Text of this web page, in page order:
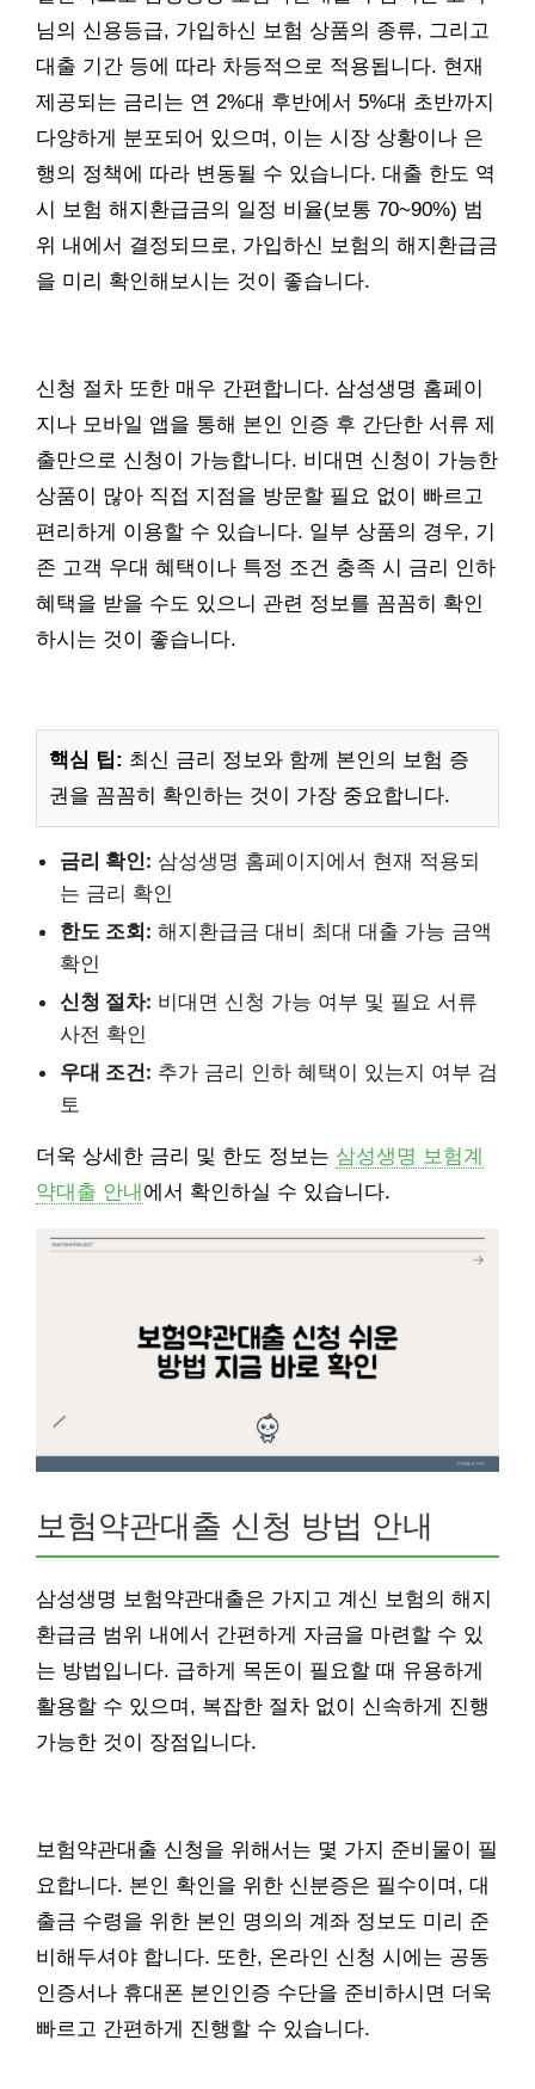
님의 신용등급, 가입하신 보험 상품의 종류, 그리고
대출 기간 등에 따라 차등적으로 적용됩니다. 현재
제공되는 금리는 연 2%대 후반에서 5%대 초반까지
다양하게 분포되어 있으며, 이는 시장 상황이나 은
행의 정책에 따라 변동될 수 있습니다. 대출 한도 역
시 보험 해지환급금의 일정 비율(보통 70~90%) 범
위 내에서 결정되므로, 가입하신 보험의 해지환급금
을 미리 확인해보시는 것이 좋습니다.
신청 절차 또한 매우 간편합니다. 삼성생명 홈페이
지나 모바일 앱을 통해 본인 인증 후 간단한 서류 제
출만으로 신청이 가능합니다. 비대면 신청이 가능한
상품이 많아 직접 지점을 방문할 필요 없이 빠르고
편리하게 이용할 수 있습니다. 일부 상품의 경우, 기
존 고객 우대 혜택이나 특정 조건 충족 시 금리 인하
혜택을 받을 수도 있으니 관련 정보를 꼼꼼히 확인
하시는 것이 좋습니다.
핵심 팁: 최신 금리 정보와 함께 본인의 보험 증
권을 꼼꼼히 확인하는 것이 가장 중요합니다.
금리 확인: 삼성생명 홈페이지에서 현재 적용되
는 금리 확인
한도 조회: 해지환급금 대비 최대 대출 가능 금액
확인
신청 절차: 비대면 신청 가능 여부 및 필요 서류
사전 확인
우대 조건: 추가 금리 인하 혜택이 있는지 여부 검
토
더욱 상세한 금리 및 한도 정보는 삼성생명 보험계
약대출 안내 에서 확인하실 수 있습니다.
보험약관대출 신청 방법 안내
삼성생명 보험약관대출은 가지고 계신 보험의 해지
환급금 범위 내에서 간편하게 자금을 마련할 수 있
는 방법입니다. 급하게 목돈이 필요할 때 유용하게
활용할 수 있으며, 복잡한 절차 없이 신속하게 진행
가능한 것이 장점입니다.
보험약관대출 신청을 위해서는 몇 가지 준비물이 필
요합니다. 본인 확인을 위한 신분증은 필수이며, 대
출금 수령을 위한 본인 명의의 계좌 정보도 미리 준
비해두셔야 합니다. 또한, 온라인 신청 시에는 공동
인증서나 휴대폰 본인인증 수단을 준비하시면 더욱
빠르고 간편하게 진행할 수 있습니다.